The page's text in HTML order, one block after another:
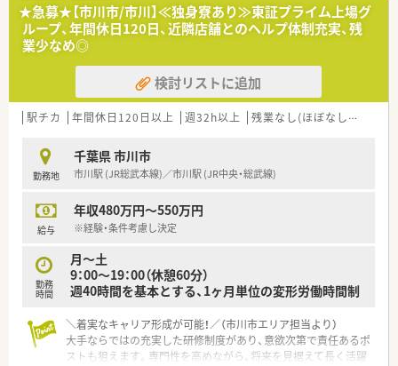
【法人特徴について】
■営業収益は日本小売業トップを誇る圧倒的な安定企業であり、
グローバルな経営環境のもとで安心して長く働けます。
■「地域が一体となった健康づくり」を掲げ、調剤薬局を核とし
た次世代のヘルスケアステーションを全国に展開しています。
■社内公募制度や自己申告制度が活発であり、年齢に関わらず自
【勤務実態について】
■最大20日間の長期連休を分割または一括で取得できる制度が
■育児休業は最大で3年間まで取得することが可能となってお
り、過去2年間の育児休職からの復帰率は98.6％です。
大で3時間もの勤務時間を短縮することが可能です。
【想定されるキャリアイメージ】
ジメントを行う管理薬剤師へのステップアップを目指します。
■その後は在宅医療の専門職や、本部のバイヤー、教育担当、商
品企画開発など、多岐にわたるフィールドへ進めます。
★急募★【市川市/市川】≪独身寮あり≫東証プライム上場グ
ループ、年間休日120日、近隣店舗とのヘルプ体制充実、残
業少なめ◎
検討リストに追加
駅チカ 年間休日120日以上 週32h以上 残業なし(ほぼなし含む)
勤務地
千葉県 市川市
市川駅 (JR総武本線)／市川駅 (JR中央・総武線)
給与
年収480万円～550万円
※経験・条件考慮し決定
勤務
時間
月～土
9：00～19：00（休憩60分）
週40時間を基本とする、1ヶ月単位の変形労働時間制
＼着実なキャリア形成が可能！／（市川市エリア担当より）
大手ならではの充実した研修制度があり、意欲次第で責任あるポ
ストも狙えます。専門性を高めながら、将来を見据えて長く活躍